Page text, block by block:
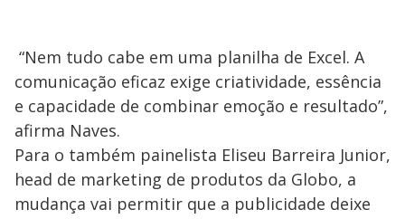
“Nem tudo cabe em uma planilha de Excel. A
comunicação eficaz exige criatividade, essência
e capacidade de combinar emoção e resultado”,
afirma Naves.
Para o também painelista Eliseu Barreira Junior,
head de marketing de produtos da Globo, a
mudança vai permitir que a publicidade deixe